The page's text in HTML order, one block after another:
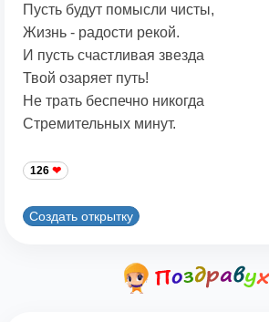
Пусть будут помысли чисты,
Жизнь - радости рекой.
И пусть счастливая звезда
Твой озаряет путь!
Не трать беспечно никогда
Стремительных минут.
126
Создать открытку